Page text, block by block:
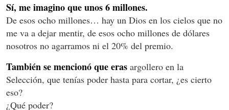
Sí, me imagino que unos 6 millones.
De esos ocho millones… hay un Dios en los cielos que no
me va a dejar mentir, de esos ocho millones de dólares
nosotros no agarramos ni el 20% del premio.
También se mencionó que eras argollero en la
Selección, que tenías poder hasta para cortar, ¿es cierto
eso?
¿Qué poder?